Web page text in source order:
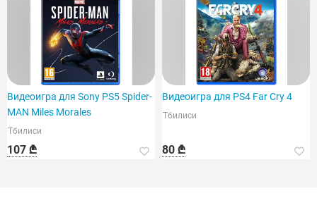
Видеоигра для Sony PS5 Spider-
MAN Miles Morales
Тбилиси
107 ₾
Видеоигра для PS4 Far Cry 4
Тбилиси
80 ₾